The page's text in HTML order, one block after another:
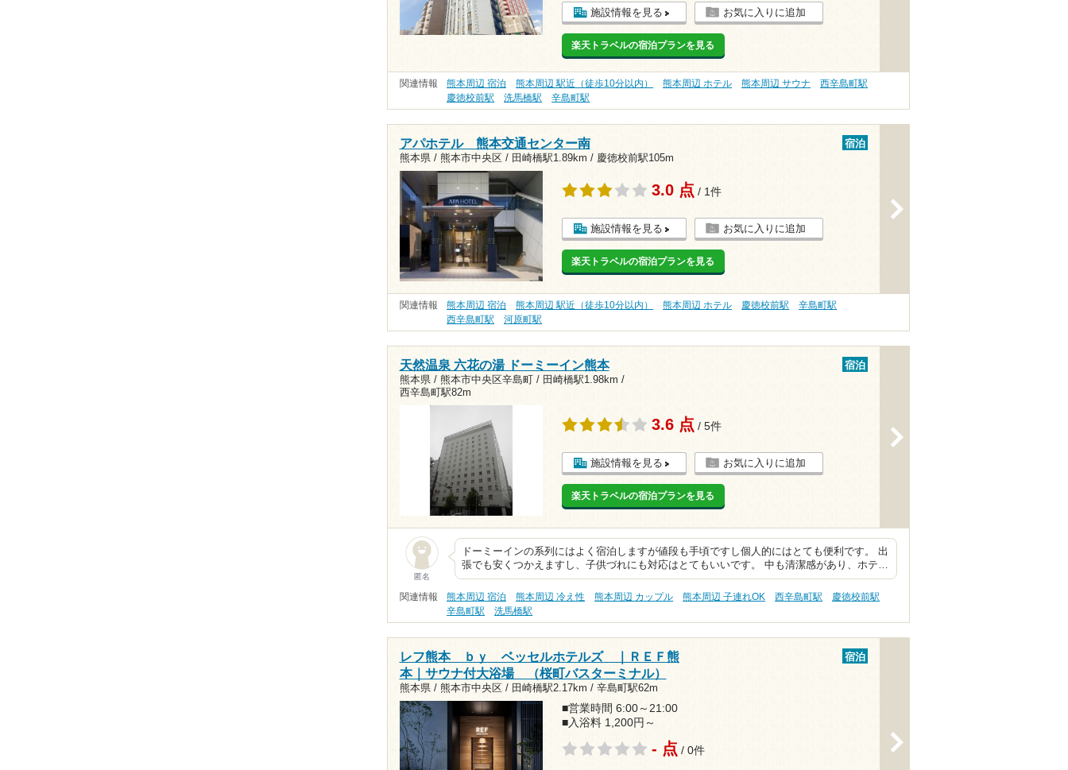
施設情報を見る お気に入りに追加
楽天トラベルの宿泊プランを見る
関連情報 熊本周辺 宿泊 熊本周辺 駅近（徒歩10分以内） 熊本周辺 ホテル 熊本周辺 サウナ
西辛島町駅
慶徳校前駅
洗馬橋駅 辛島町駅
アパホテル 熊本交通センター南
熊本県 / 熊本市中央区 / 田崎橋駅1.89km / 慶徳校前駅105m
宿泊
3.0 点 / 1件
施設情報を見る お気に入りに追加
楽天トラベルの宿泊プランを見る
関連情報 熊本周辺 宿泊 熊本周辺 駅近（徒歩10分以内） 熊本周辺 ホテル 慶徳校前駅
辛島町駅
西辛島町駅
河原町駅
天然温泉 六花の湯 ドーミーイン熊本
熊本県 / 熊本市中央区辛島町 / 田崎橋駅1.98km /
西辛島町駅82m
宿泊
3.6 点 / 5件
施設情報を見る お気に入りに追加
楽天トラベルの宿泊プランを見る
匿名
ドーミーインの系列にはよく宿泊しますが値段も手頃ですし個人的にはとても便利です。 出
張でも安くつかえますし、子供づれにも対応はとてもいいです。 中も清潔感があり、ホテ…
関連情報 熊本周辺 宿泊 熊本周辺 冷え性 熊本周辺 カップル 熊本周辺 子連れOK 西辛島町駅
慶徳校前駅
辛島町駅
洗馬橋駅
レフ熊本 ｂｙ ベッセルホテルズ ｜ＲＥＦ熊
本｜サウナ付大浴場 （桜町バスターミナル）
熊本県 / 熊本市中央区 / 田崎橋駅2.17km / 辛島町駅62m
宿泊
■営業時間 6:00～21:00
■入浴料 1,200円～
- 点 / 0件